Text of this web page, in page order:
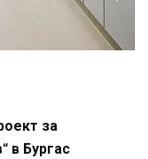
за
в Бургас